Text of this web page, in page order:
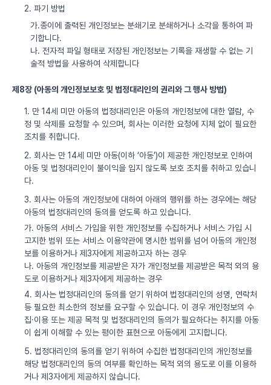
2. 파기 방법
가.종이에 출력된 개인정보는 분쇄기로 분쇄하거나 소각을 통하여 파
기합니다.
나. 전자적 파일 형태로 저장된 개인정보는 기록을 재생할 수 없는 기
술적 방법을 사용하여 삭제합니다
제8장 (아동의 개인정보보호 및 법정대리인의 권리와 그 행사 방법)
1. 만 14세 미만 아동의 법정대리인은 아동의 개인정보에 대한 열람, 수
정 및 삭제를 요청할 수 있으며, 회사는 이러한 요청에 지체 없이 필요한
조치를 취합니다.
2. 회사는 만 14세 미만 아동(이하 ‘아동’)이 제공한 개인정보로 인하여
아동 및 법정대리인이 불이익을 입지 않도록 보호 조치를 취하고 있습니
다.
3. 회사는 아동의 개인정보에 대하여 아래의 행위를 하는 경우에는 해당
아동의 법정대리인의 동의를 얻도록 하고 있습니다.
가. 아동의 서비스 가입을 위한 개인정보를 수집하거나 서비스 가입 시
고지한 범위 또는 서비스 이용약관에 명시한 범위를 넘어 아동의 개인정
보를 이용하거나 제3자에게 제공하고자 하는 경우
나. 아동의 개인정보를 제공받은 자가 개인정보를 제공받은 목적 외의 용
도로 이용하거나 제3자에게 제공하는 경우
4. 회사는 법정대리인의 동의를 얻기 위하여 법정대리인의 성명, 연락처
등 필요한 최소한의 정보를 요구할 수 있습니다. 이 경우 개인정보의 수
집·이용 또는 제공 목적 및 법정대리인의 동의가 필요하다는 취지를 아동
이 쉽게 이해할 수 있는 평이한 표현으로 아동에게 고지합니다.
5. 법정대리인의 동의를 얻기 위하여 수집한 법정대리인의 개인정보를
해당 법정대리인의 동의 여부를 확인하는 목적 외의 용도로 이를 이용하
거나 제3자에게 제공하지 않습니다.